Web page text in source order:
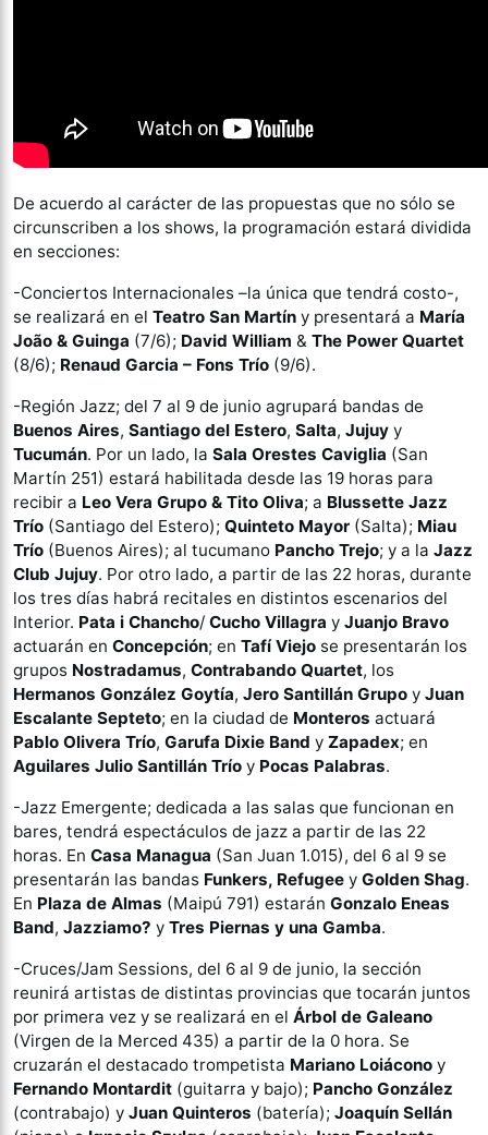
De acuerdo al carácter de las propuestas que no sólo se
circunscriben a los shows, la programación estará dividida
en secciones:
-Conciertos Internacionales –la única que tendrá costo-,
se realizará en el Teatro San Martín y presentará a María
João & Guinga (7/6); David William & The Power Quartet
(8/6); Renaud Garcia – Fons Trío (9/6).
-Región Jazz; del 7 al 9 de junio agrupará bandas de
Buenos Aires, Santiago del Estero, Salta, Jujuy y
Tucumán. Por un lado, la Sala Orestes Caviglia (San
Martín 251) estará habilitada desde las 19 horas para
recibir a Leo Vera Grupo & Tito Oliva; a Blussette Jazz
Trío (Santiago del Estero); Quinteto Mayor (Salta); Miau
Trío (Buenos Aires); al tucumano Pancho Trejo; y a la Jazz
Club Jujuy. Por otro lado, a partir de las 22 horas, durante
los tres días habrá recitales en distintos escenarios del
Interior. Pata i Chancho/ Cucho Villagra y Juanjo Bravo
actuarán en Concepción; en Tafí Viejo se presentarán los
grupos Nostradamus, Contrabando Quartet, los
Hermanos González Goytía, Jero Santillán Grupo y Juan
Escalante Septeto; en la ciudad de Monteros actuará
Pablo Olivera Trío, Garufa Dixie Band y Zapadex; en
Aguilares Julio Santillán Trío y Pocas Palabras.
-Jazz Emergente; dedicada a las salas que funcionan en
bares, tendrá espectáculos de jazz a partir de las 22
horas. En Casa Managua (San Juan 1.015), del 6 al 9 se
presentarán las bandas Funkers, Refugee y Golden Shag.
En Plaza de Almas (Maipú 791) estarán Gonzalo Eneas
Band, Jazziamo? y Tres Piernas y una Gamba.
-Cruces/Jam Sessions, del 6 al 9 de junio, la sección
reunirá artistas de distintas provincias que tocarán juntos
por primera vez y se realizará en el Árbol de Galeano
(Virgen de la Merced 435) a partir de la 0 hora. Se
cruzarán el destacado trompetista Mariano Loiácono y
Fernando Montardit (guitarra y bajo); Pancho González
(contrabajo) y Juan Quinteros (batería); Joaquín Sellán